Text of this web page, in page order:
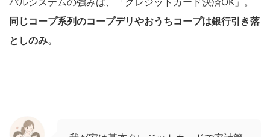
同じコープ系列のコープデリやおうちコープは銀行引き落
としのみ。